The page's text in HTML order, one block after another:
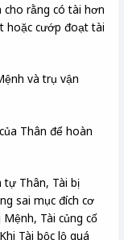
cho rằng có tài hơn
hoặc cướp đoạt tài
và trụ vận
Thân để hoàn
tự Thân, Tài bị
sai mục đích cơ
Tài củng cố
Tài bộc lộ quá